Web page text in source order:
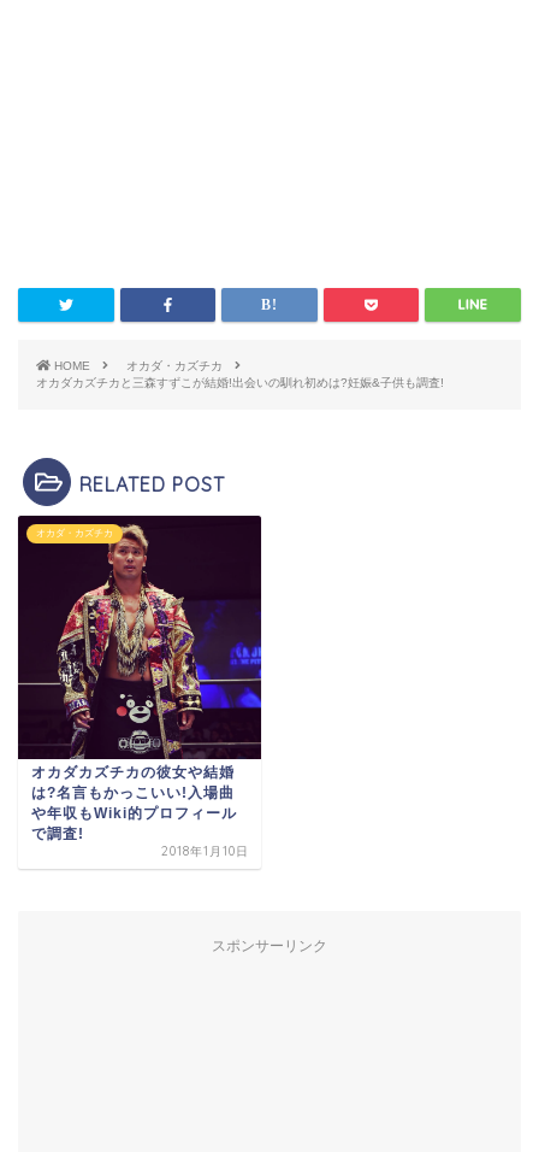
HOME
オカダ・カズチカ
オカダカズチカと三森すずこが結婚!出会いの馴れ初めは?妊娠&子供も調査!
RELATED POST
オカダ・カズチカ
オカダカズチカの彼女や結婚
は?名言もかっこいい!入場曲
や年収もWiki的プロフィール
で調査!
2018年1月10日
スポンサーリンク